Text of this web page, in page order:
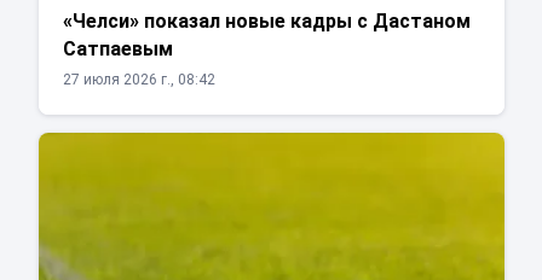
«Челси» показал новые кадры с Дастаном
Сатпаевым
27 июля 2026 г., 08:42